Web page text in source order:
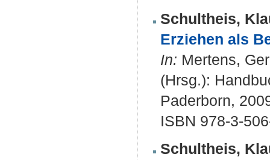
Schultheis,
Erziehen als
In: Mertens,
(Hrsg.):
Paderborn,
ISBN 978-3-
Schultheis,